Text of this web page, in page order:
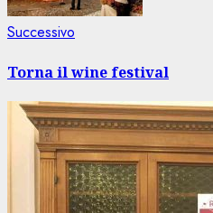
Successivo
Torna il wine festival